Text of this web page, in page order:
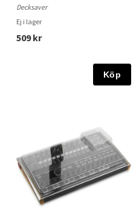
Decksaver
Ej i lager
509 kr
Köp